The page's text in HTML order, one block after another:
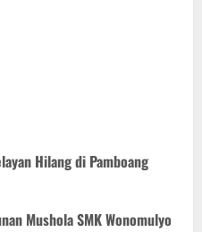
Hilang di Pamboang
Mushola SMK Wonomulyo